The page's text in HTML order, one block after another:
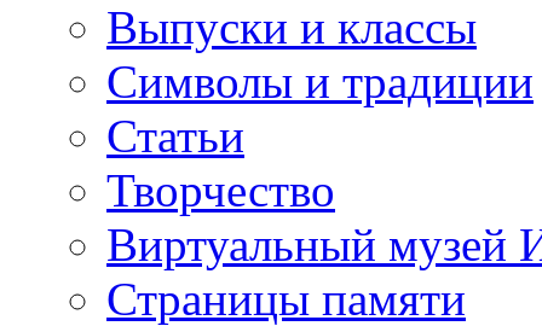
Выпуски и классы
Символы и традиции
Статьи
Творчество
Виртуальный музей
Страницы памяти